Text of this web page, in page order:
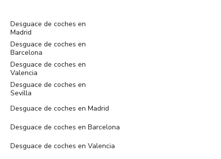
Desguace de coches en
Madrid
Desguace de coches en
Barcelona
Desguace de coches en
Valencia
Desguace de coches en
Sevilla
Desguace de coches en Madrid
Desguace de coches en Barcelona
Desguace de coches en Valencia